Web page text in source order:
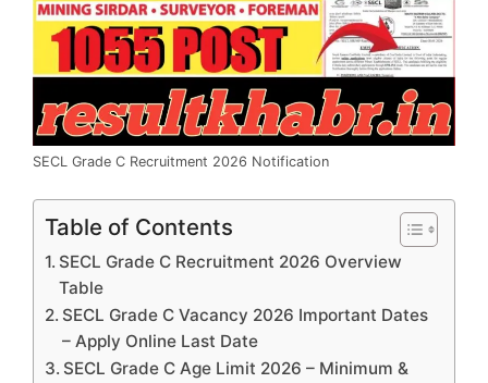
SECL Grade C Recruitment 2026 Notification
Table of Contents
SECL Grade C Recruitment 2026 Overview
Table
SECL Grade C Vacancy 2026 Important Dates
– Apply Online Last Date
SECL Grade C Age Limit 2026 – Minimum &